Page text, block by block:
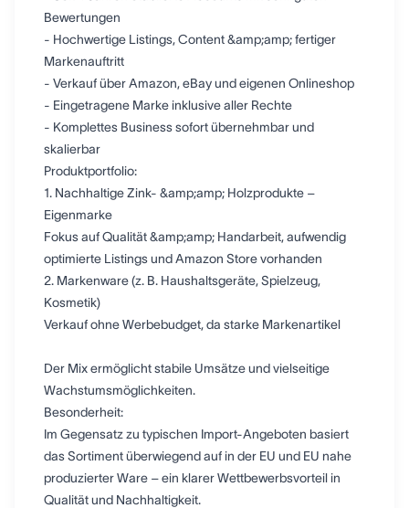
Bewertungen
- Hochwertige Listings, Content &amp;amp; fertiger
Markenauftritt
- Verkauf über Amazon, eBay und eigenen Onlineshop
- Eingetragene Marke inklusive aller Rechte
- Komplettes Business sofort übernehmbar und
skalierbar
Produktportfolio:
1. Nachhaltige Zink- &amp;amp; Holzprodukte –
Eigenmarke
Fokus auf Qualität &amp;amp; Handarbeit, aufwendig
optimierte Listings und Amazon Store vorhanden
2. Markenware (z. B. Haushaltsgeräte, Spielzeug,
Kosmetik)
Verkauf ohne Werbebudget, da starke Markenartikel
Der Mix ermöglicht stabile Umsätze und vielseitige
Wachstumsmöglichkeiten.
Besonderheit:
Im Gegensatz zu typischen Import-Angeboten basiert
das Sortiment überwiegend auf in der EU und EU nahe
produzierter Ware – ein klarer Wettbewerbsvorteil in
Qualität und Nachhaltigkeit.